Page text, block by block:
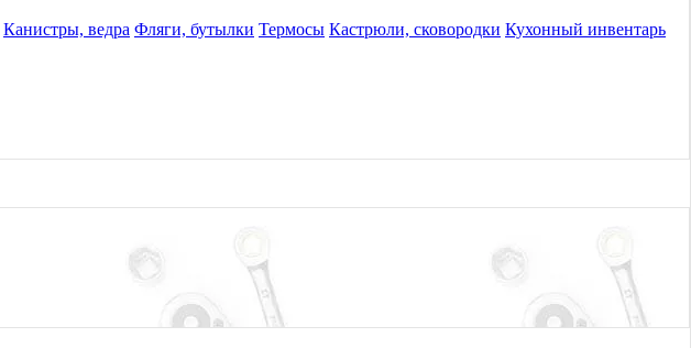
Канистры, ведра Фляги, бутылки Термосы Кастрюли, сковородки Кухонный инвентарь